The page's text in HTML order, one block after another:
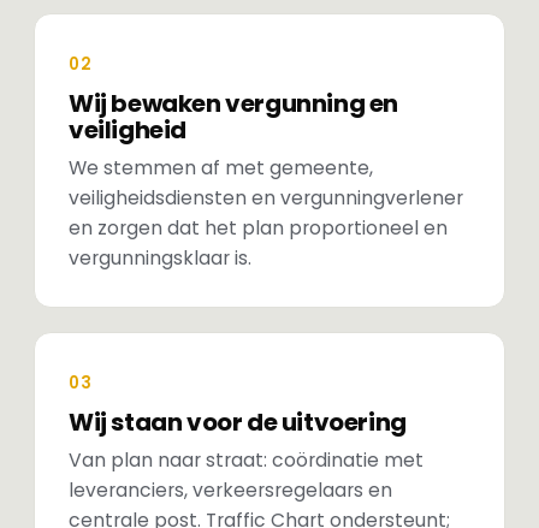
02
Wij bewaken vergunning en
veiligheid
We stemmen af met gemeente,
veiligheidsdiensten en vergunningverlener
en zorgen dat het plan proportioneel en
vergunningsklaar is.
03
Wij staan voor de uitvoering
Van plan naar straat: coördinatie met
leveranciers, verkeersregelaars en
centrale post. Traffic Chart ondersteunt;